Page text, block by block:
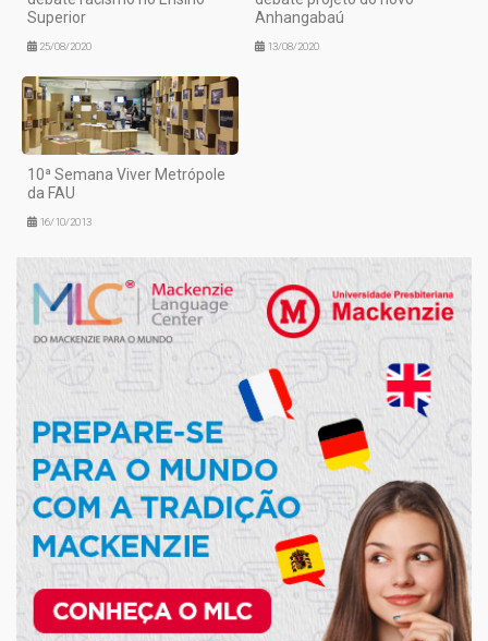
Superior
25/08/2020
Anhangabaú
13/08/2020
10ª Semana Viver Metrópole
da FAU
16/10/2013